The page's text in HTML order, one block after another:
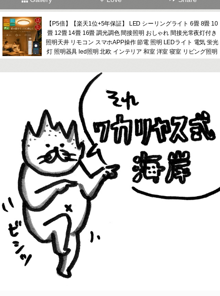
【P5倍】【楽天1位+5年保証】 LED シーリングライト 6畳 8畳 10
畳 12畳 14畳 16畳 調光調色 間接照明 おしゃれ 間接光常夜灯付き
照明天井 リモコン スマホAPP操作 節電 照明 LEDライト 電気 蛍光
灯 照明器具 led照明 北欧 インテリア 和室 洋室 寝室 リビング照明